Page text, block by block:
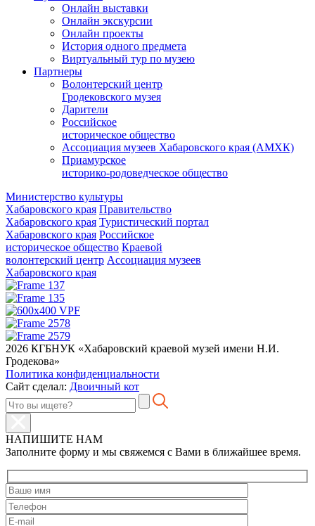
Онлайн выставки
Онлайн экскурсии
Онлайн проекты
История одного предмета
Виртуальный тур по музею
Партнеры
Волонтерский центр
Гродековского музея
Дарители
Российское
историческое общество
Ассоциация музеев Хабаровского края (АМХК)
Приамурское
историко-родоведческое общество
Министерство культуры
Хабаровского края Правительство
Хабаровского края Туристический портал
Хабаровского края Российское
историческое общество Краевой
волонтерский центр Ассоциация музеев
Хабаровского края
2026 КГБНУК «Хабаровский краевой музей имени Н.И.
Гродекова»
Политика конфиденциальности
Сайт сделал: Двоичный кот
НАПИШИТЕ НАМ
Заполните форму и мы свяжемся с Вами в ближайшее время.